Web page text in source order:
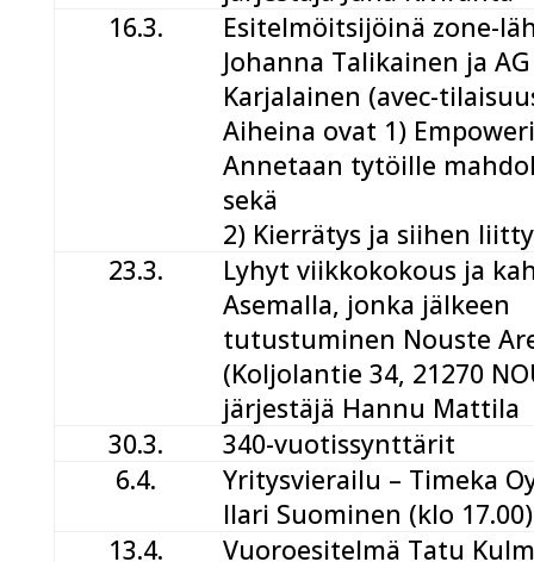
16.3.
Esitelmöitsijöinä zone-
Johanna Talikainen ja
Karjalainen (avec-
Aiheina ovat 1)
Annetaan tytöille
sekä
2) Kierrätys ja siihen
23.3.
Lyhyt viikkokokous ja
Asemalla, jonka jälkeen
tutustuminen Nouste
(Koljolantie 34, 21270
järjestäjä Hannu Mattila
30.3.
340-vuotissynttärit
6.4.
Yritysvierailu – Timeka
Ilari Suominen (klo 17.00)
13.4.
Vuoroesitelmä Tatu